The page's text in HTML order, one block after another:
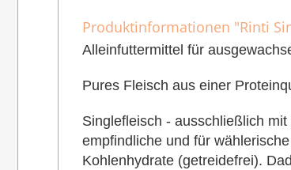
Produktinformationen "Rinti
Alleinfuttermittel für
Pures Fleisch aus einer
Singlefleisch - ausschließlich
empfindliche und für
Kohlenhydrate (getreidefrei).